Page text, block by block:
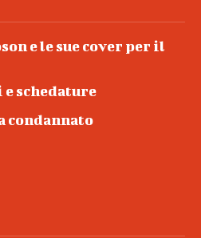
e le sue cover per il
schedature
condannato